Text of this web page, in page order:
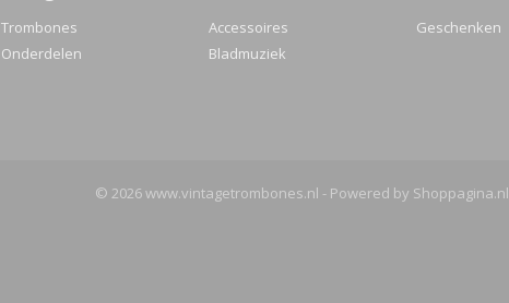
Trombones
Onderdelen
Accessoires
Bladmuziek
Geschenken
© 2026 www.vintagetrombones.nl - Powered by Shoppagina.nl